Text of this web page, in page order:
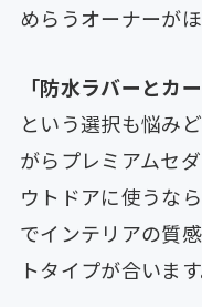
めらうオーナーが
「防水ラバーとカ
という選択も悩み
がらプレミアムセ
ウトドアに使うな
でインテリアの質
トタイプが合います